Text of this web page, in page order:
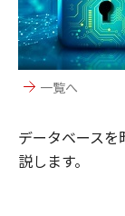
一覧へ
データベース
説します。